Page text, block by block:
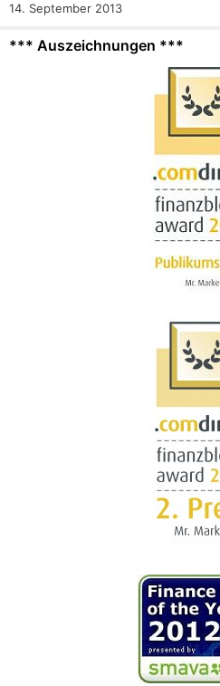
14. September 2013
*** Auszeichnungen ***